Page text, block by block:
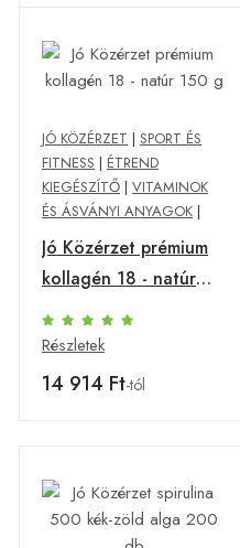
JÓ KÖZÉRZET | SPORT ÉS
FITNESS | ÉTREND
KIEGÉSZÍTŐ | VITAMINOK
ÉS ÁSVÁNYI ANYAGOK |
Jó Közérzet prémium
kollagén 18 - natúr
150 g
Részletek
14 914 Ft-tól